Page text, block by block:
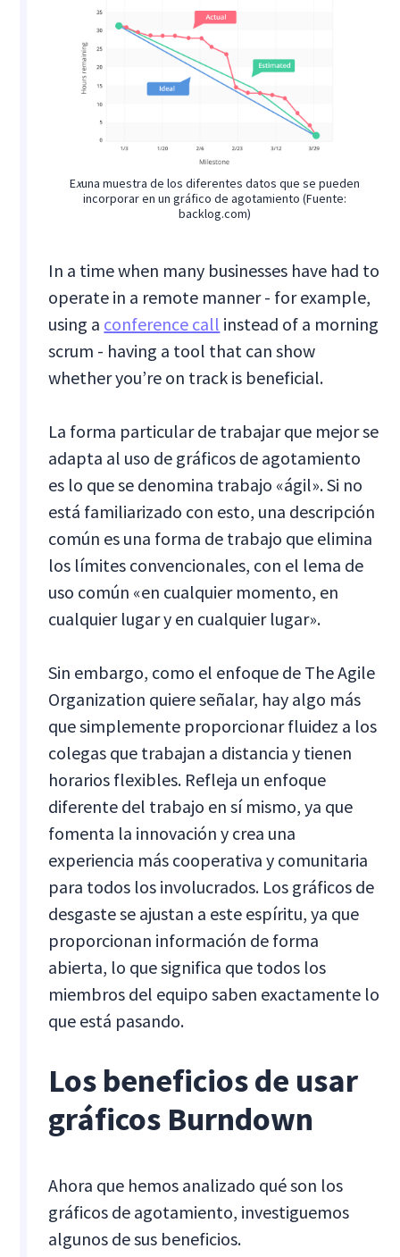
Exuna muestra de los diferentes datos que se pueden
incorporar en un gráfico de agotamiento (Fuente:
backlog.com)
In a time when many businesses have had to
operate in a remote manner - for example,
using a conference call instead of a morning
scrum - having a tool that can show
whether you’re on track is beneficial.
La forma particular de trabajar que mejor se
adapta al uso de gráficos de agotamiento
es lo que se denomina trabajo «ágil». Si no
está familiarizado con esto, una descripción
común es una forma de trabajo que elimina
los límites convencionales, con el lema de
uso común «en cualquier momento, en
cualquier lugar y en cualquier lugar».
Sin embargo, como el enfoque de The Agile
Organization quiere señalar, hay algo más
que simplemente proporcionar fluidez a los
colegas que trabajan a distancia y tienen
horarios flexibles. Refleja un enfoque
diferente del trabajo en sí mismo, ya que
fomenta la innovación y crea una
experiencia más cooperativa y comunitaria
para todos los involucrados. Los gráficos de
desgaste se ajustan a este espíritu, ya que
proporcionan información de forma
abierta, lo que significa que todos los
miembros del equipo saben exactamente lo
que está pasando.
Los beneficios de usar
gráficos Burndown
Ahora que hemos analizado qué son los
gráficos de agotamiento, investiguemos
algunos de sus beneficios.